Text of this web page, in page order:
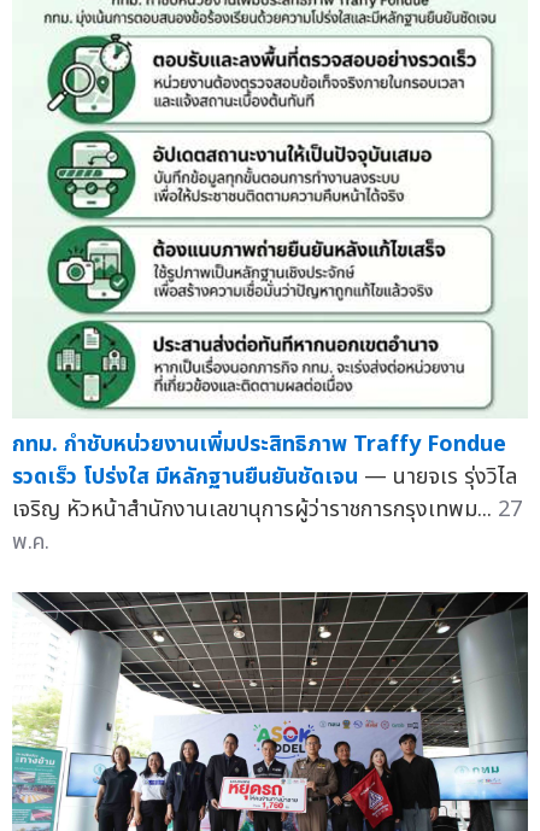
กทม. กำชับหน่วยงานเพิ่มประสิทธิภาพ Traffy Fondue
รวดเร็ว โปร่งใส มีหลักฐานยืนยันชัดเจน — นายจเร รุ่งวิไล
เจริญ หัวหน้าสำนักงานเลขานุการผู้ว่าราชการกรุงเทพม... 27
พ.ค.